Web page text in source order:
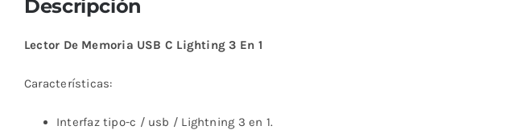
Descripción
Lector De Memoria USB C Lighting 3 En 1
Características:
Interfaz tipo-c / usb / Lightning 3 en 1.